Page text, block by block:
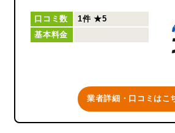
口コミ数 1件 ★5
基本料金
業者詳細・口コミはこ